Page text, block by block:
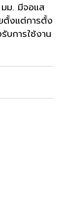
ม. มีจอแส
ตั้งแต่การตั้ง
บการใช้งาน